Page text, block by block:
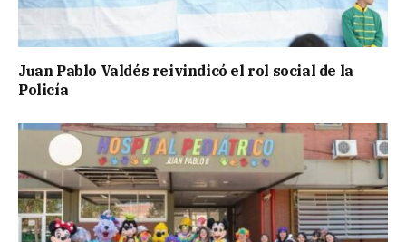
Juan Pablo Valdés reivindicó el rol social de la
Policía